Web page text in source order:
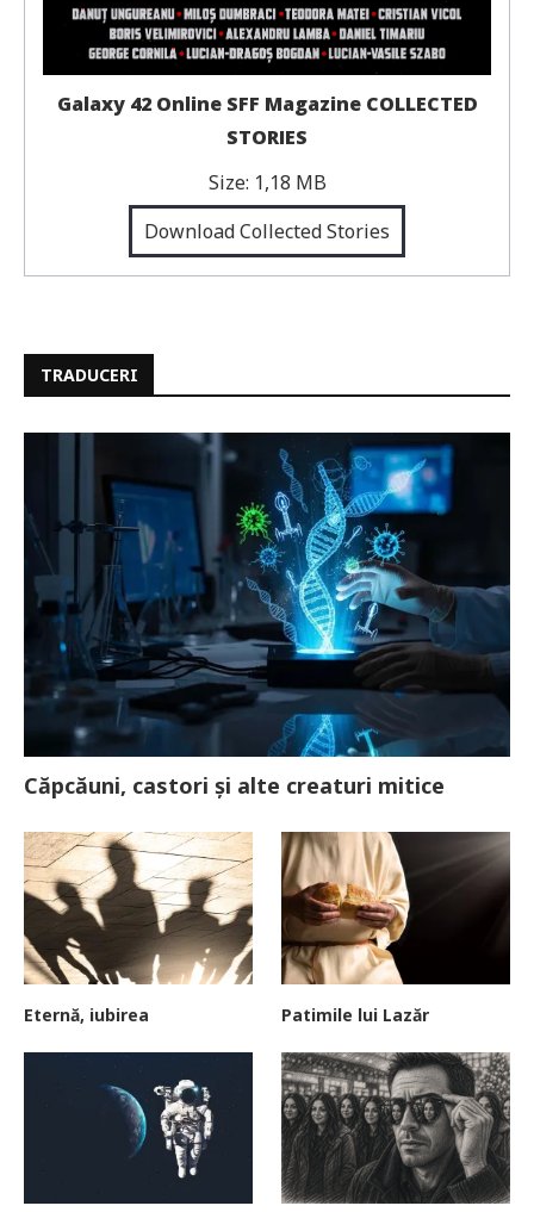
Galaxy 42 Online SFF Magazine COLLECTED
STORIES
Size: 1,18 MB
Download Collected Stories
TRADUCERI
Căpcăuni, castori și alte creaturi mitice
Eternă, iubirea Patimile lui Lazăr